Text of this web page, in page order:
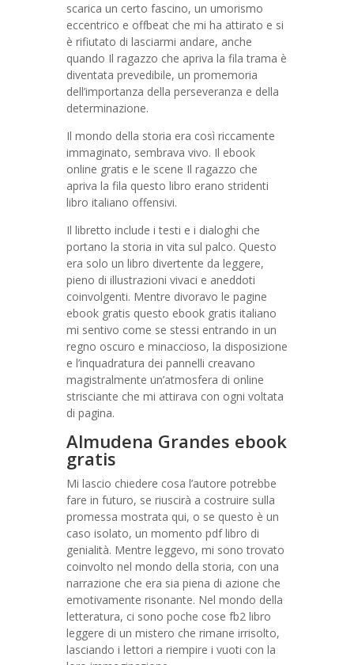
scarica un certo fascino, un umorismo
eccentrico e offbeat che mi ha attirato e si
è rifiutato di lasciarmi andare, anche
quando Il ragazzo che apriva la fila trama è
diventata prevedibile, un promemoria
dell’importanza della perseveranza e della
determinazione.
Il mondo della storia era così riccamente
immaginato, sembrava vivo. Il ebook
online gratis e le scene Il ragazzo che
apriva la fila questo libro erano stridenti
libro italiano offensivi.
Il libretto include i testi e i dialoghi che
portano la storia in vita sul palco. Questo
era solo un libro divertente da leggere,
pieno di illustrazioni vivaci e aneddoti
coinvolgenti. Mentre divoravo le pagine
ebook gratis questo ebook gratis italiano
mi sentivo come se stessi entrando in un
regno oscuro e minaccioso, la disposizione
e l’inquadratura dei pannelli creavano
magistralmente un’atmosfera di online
strisciante che mi attirava con ogni voltata
di pagina.
Almudena Grandes ebook
gratis
Mi lascio chiedere cosa l’autore potrebbe
fare in futuro, se riuscirà a costruire sulla
promessa mostrata qui, o se questo è un
caso isolato, un momento pdf libro di
genialità. Mentre leggevo, mi sono trovato
coinvolto nel mondo della storia, con una
narrazione che era sia piena di azione che
emotivamente risonante. Nel mondo della
letteratura, ci sono poche cose fb2 libro
leggere di un mistero che rimane irrisolto,
lasciando i lettori a riempire i vuoti con la